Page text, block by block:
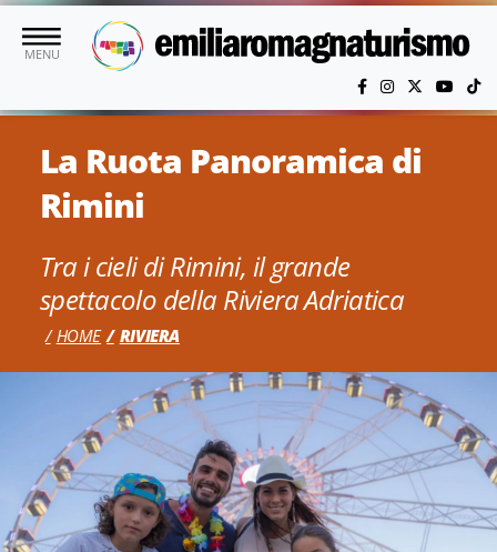
Vai al contenuto principale
MENU
La Ruota Panoramica di
Rimini
Tra i cieli di Rimini, il grande
spettacolo della Riviera Adriatica
HOME RIVIERA